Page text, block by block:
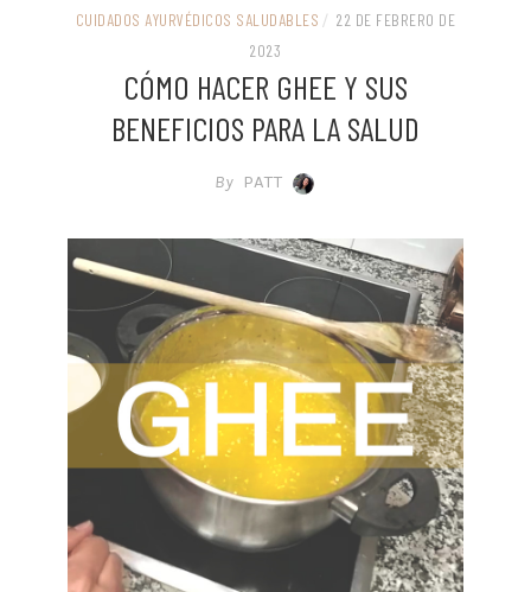
CUIDADOS AYURVÉDICOS SALUDABLES / 22 DE FEBRERO DE
2023
CÓMO HACER GHEE Y SUS
BENEFICIOS PARA LA SALUD
By PATT